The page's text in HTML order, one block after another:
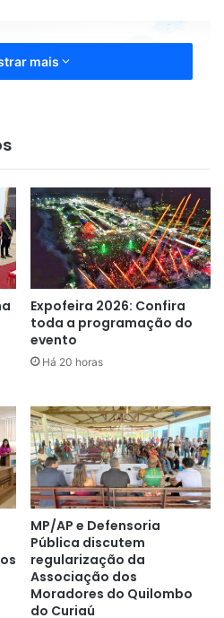
da Criança e do
visitou a UTI onde
ser abertos para ampliar o
Ao final da visita, Clécio
da saúde em
acompanhado do vice-
da equipe técnica. No PAI, entre
a requalificação da
reparos. Já no HCA, a
leitos de terapia
mais
Expofeira 2026: Confira
toda a programação do
evento
Há 20 horas
MP/AP e Defensoria
Pública discutem
regularização da
Associação dos
Moradores do Quilombo
do Curiaú